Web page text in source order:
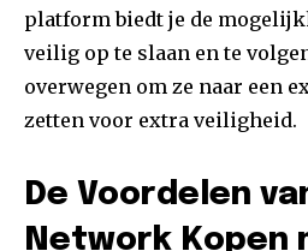
platform biedt je de
veilig op te slaan en te
overwegen om ze naar een
zetten voor extra veiligheid.
De Voordelen
Network Kopen